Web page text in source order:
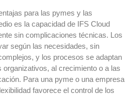
para las pymes y las
es la capacidad de IFS Cloud
sin complicaciones técnicas. Los
según las necesidades, sin
y los procesos se adaptan
al crecimiento o a las
Para una pyme o una empresa
favorece el control de los